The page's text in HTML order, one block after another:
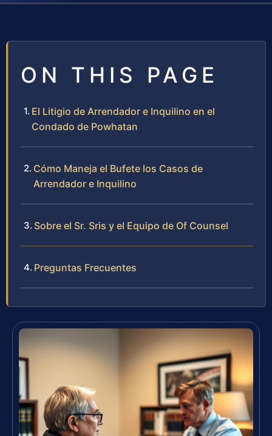
ON THIS PAGE
El Litigio de Arrendador e Inquilino en el
Condado de Powhatan
Cómo Maneja el Bufete los Casos de
Arrendador e Inquilino
Sobre el Sr. Sris y el Equipo de Of Counsel
Preguntas Frecuentes